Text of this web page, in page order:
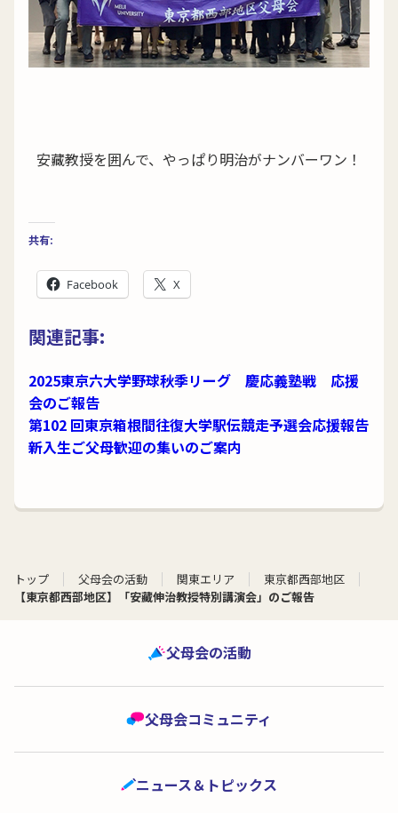
安藏教授を囲んで、やっぱり明治がナンバーワン！
共有:
Facebook X
関連記事:
2025東京六大学野球秋季リーグ 慶応義塾戦 応援
会のご報告
第102 回東京箱根間往復大学駅伝競走予選会応援報告
新入生ご父母歓迎の集いのご案内
トップ 父母会の活動 関東エリア
東京都西部地区
【東京都西部地区】「安藏伸治教授特別講演会」のご報告
父母会の活動
父母会コミュニティ
ニュース＆トピックス